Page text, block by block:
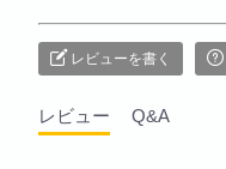
レビューを書く
レビュー Q&A